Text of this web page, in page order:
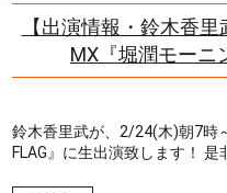
【出演情報・鈴木香
MX『堀潤モーニ
鈴木香里武が、2/24(木)朝7時
FLAG』に生出演致します！ 是